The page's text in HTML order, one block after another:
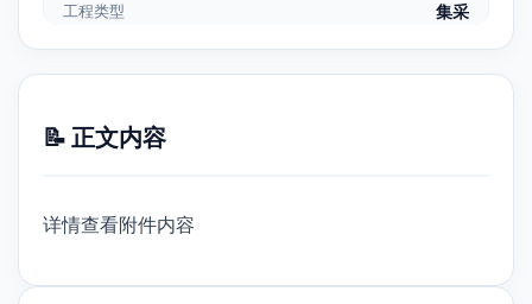
工程类型 集采
📝 正文内容
详情查看附件内容